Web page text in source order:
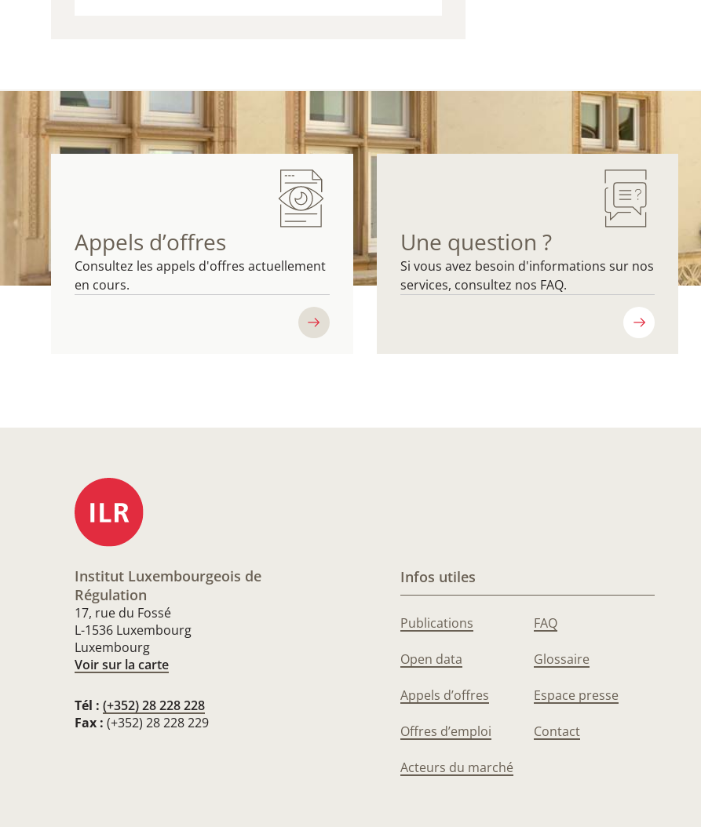
Appels d’offres
Consultez les appels d'offres actuellement
en cours.
Une question ?
Si vous avez besoin d'informations sur nos
services, consultez nos FAQ.
Institut Luxembourgeois de
Régulation
17, rue du Fossé
L-1536 Luxembourg
Luxembourg
Voir sur la carte
Tél : (+352) 28 228 228
Fax : (+352) 28 228 229
Infos utiles
Publications
Open data
Appels d’offres
Offres d’emploi
Acteurs du marché
FAQ
Glossaire
Espace presse
Contact